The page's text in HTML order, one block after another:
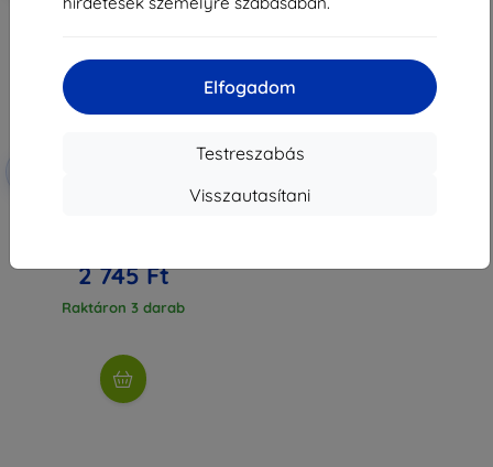
Elfogadom
Testreszabás
Visszautasítani
2 745 Ft
Raktáron 3 darab